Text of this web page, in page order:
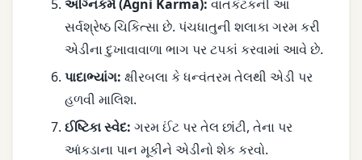
અગ્નિકર્મ (Agni Karma): વાતકંટકની આ
સર્વશ્રેષ્ઠ ચિકિત્સા છે. પંચધાતુની શલાકા ગરમ કરી
એડીના દુખાવાવાળા ભાગ પર ટપકાં કરવામાં આવે છે.
પાદાભ્યાંગ: ક્ષીરબલા કે ધન્વંતરમ તેલથી એડી પર
હળવી માલિશ.
ઈષ્ટિકા સ્વેદ: ગરમ ઈંટ પર તેલ છાંટી, તેના પર
આંકડાના પાન મૂકીને એડીનો શેક કરવો.